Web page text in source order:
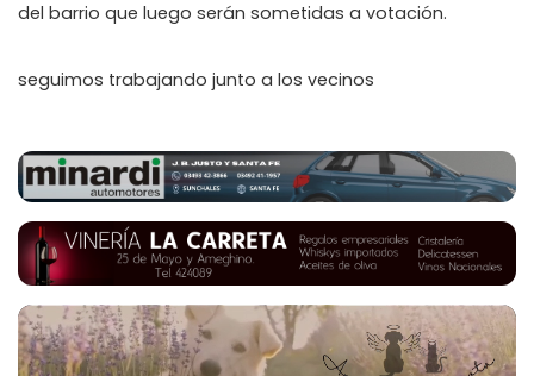
del barrio que luego serán sometidas a votación.
seguimos trabajando junto a los vecinos